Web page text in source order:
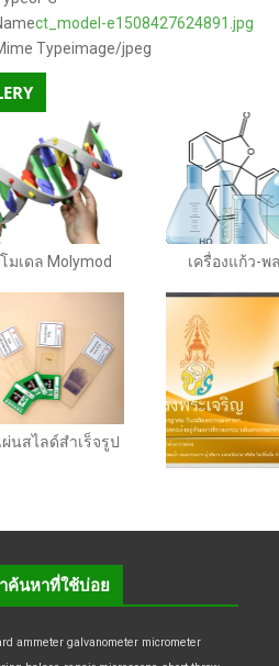
ct_model-e1508427624891.jpg
Typeimage/jpeg
มเดล Molymod เครื่องแก้ว-พ
นสไลด์สำเร็จรูป
ค้นหาที่ใช้บ่อย
ammeter galvanometer micrometer